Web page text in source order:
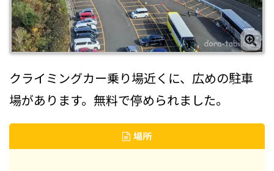
クライミングカー乗り場近くに、広めの駐車
場があります。無料で停められました。
場所